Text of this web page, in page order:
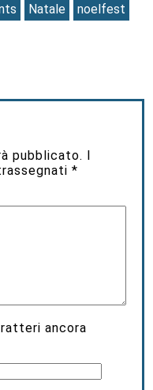
Natale
noelfest
pubblicato.
*
ancora